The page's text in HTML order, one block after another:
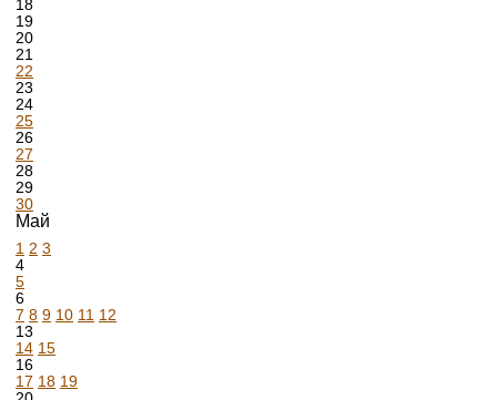
18
19
20
21
22
23
24
25
26
27
28
29
30
Май
1 2 3
4
5
6
7 8 9 10 11 12
13
14 15
16
17 18 19